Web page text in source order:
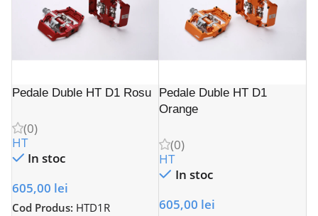
Pedale Duble HT D1 Rosu
(0)
HT
In stoc
605,00 lei
Cod Produs: HTD1R
Pedale Duble HT D1
Orange
(0)
HT
In stoc
605,00 lei